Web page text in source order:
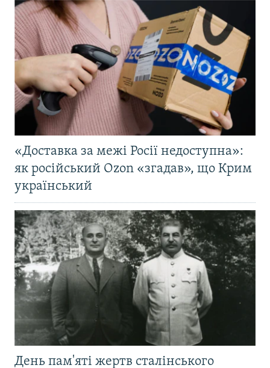
«Доставка за межі Росії недоступна»:
як російський Ozon «згадав», що Крим
український
День пам'яті жертв сталінського